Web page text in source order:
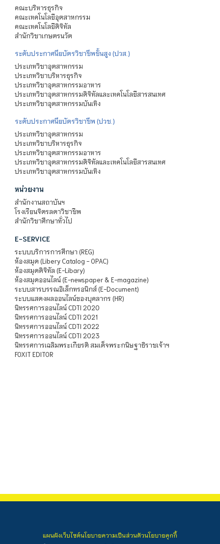
คณะบริหารธุรกิจ
คณะเทคโนโลยีอุตสาหกรรม
คณะเทคโนโลยีดิจิทัล
สำนักวิชาเกษตรนวัต
ระดับประกาศนียบัตรวิชาชีพชั้นสูง (ปวส.)
ประเภทวิชาอุตสาหกรรม
ประเภทวิชาบริหารธุรกิจ
ประเภทวิชาอุตสาหกรรมอาหาร
ประเภทวิชาอุตสาหกรรมดิจิทัลและเทคโนโลยีสารสนเทศ
ประเภทวิชาอุตสาหกรรมบันเทิง
ระดับประกาศนียบัตรวิชาชีพ (ปวช.)
ประเภทวิชาอุตสาหกรรม
ประเภทวิชาบริหารธุรกิจ
ประเภทวิชาอุตสาหกรรมอาหาร
ประเภทวิชาอุตสาหกรรมดิจิทัลและเทคโนโลยีสารสนเทศ
ประเภทวิชาอุตสาหกรรมบันเทิง
หน่วยงาน
สำนักงานสถาบันฯ
โรงเรียนจิตรลดาวิชาชีพ
สำนักวิชาศึกษาทั่วไป
E-SERVICE
ระบบบริการการศึกษา (REG)
ห้องสมุด (Libery Catalog - OPAC)
ห้องสมุดดิจิทัล (E-Libary)
ห้องสมุดออนไลน์ (E-newspaper & E-magazine)
ระบบสารบรรณอิเล็กทรอนิกส์ (E-Document)
ระบบแสดงผลออนไลน์ของบุคลากร (HR)
นิทรรศการออนไลน์ CDTI 2020
นิทรรศการออนไลน์ CDTI 2021
นิทรรศการออนไลน์ CDTI 2022
นิทรรศการออนไลน์ CDTI 2023
นิทรรศการเฉลิมพระเกียรติ สมเด็จพระกนิษฐาธิราชเจ้าฯ
FOXIT EDITOR
แผนผังเว็บไซต์นโยบายความเป็นส่วนตัวนโยบายคุกกี้